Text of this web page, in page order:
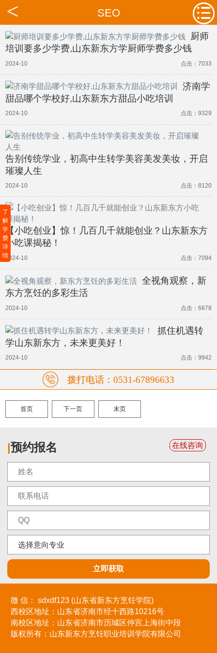
SEO
厨师
培训要多少学费,山东新东方学厨师学费多少钱
2024-10 点击：7033
济南学
甜品哪个学校好,山东新东方甜品小吃培训
2024-10 点击：9329
告别传统学业，初高中生转学美容美发美妆，开启
璀璨人生
2024-10 点击：8120
【小吃创业】惊！几百几千就能创业？山东新东方
小吃课揭秘！
2024-10 点击：7094
全视角观察，新
东方烹饪的多彩生活
2024-10 点击：6878
抓住机遇转
学山东新东方，未来更美好！
2024-10 点击：9942
拨打电话：0531-67896633
首页 下一页 末页
|预约报名 在线咨询
微 信： sdxdf123 (山东省新东方烹饪学院)
西校区地址： 山东省济南市经十西路10216号
南校区地址： 山东省济南市历城区仲宫上海街中段
版权所有：山东新东方烹饪职业培训学院有限公司
了
解
学
费
详
情